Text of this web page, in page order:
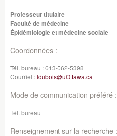
Professeur titulaire
Faculté de médecine
Épidémiologie et médecine sociale
Coordonnées :
Tél. bureau :613-562-5398
Courriel :ldubois@uOttawa.ca
Mode de communication préféré :
Tél. bureau
Renseignement sur la recherche :